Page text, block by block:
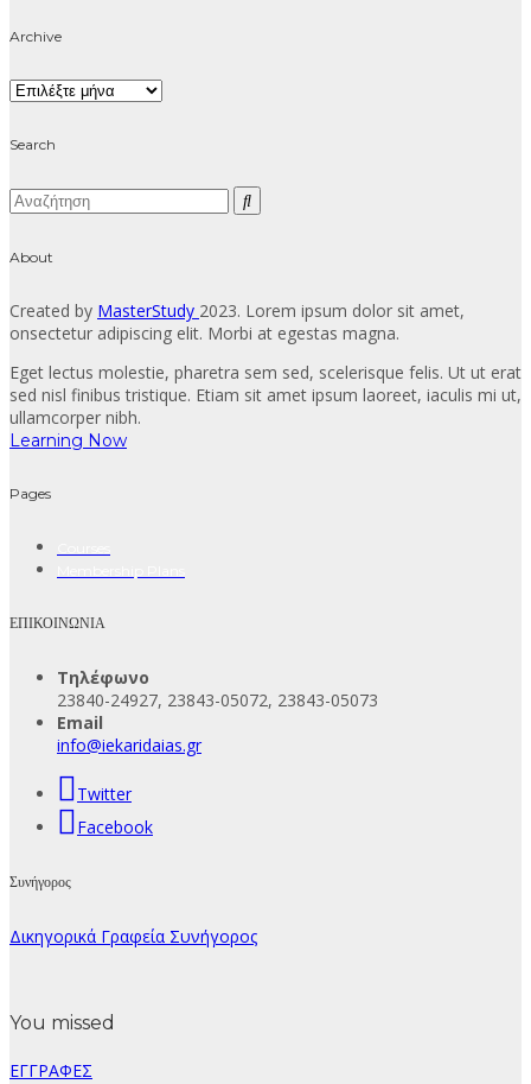
Archive
Archive
Search
About
Created by MasterStudy 2023. Lorem ipsum dolor sit amet,
onsectetur adipiscing elit. Morbi at egestas magna.
Eget lectus molestie, pharetra sem sed, scelerisque felis. Ut ut erat
sed nisl finibus tristique. Etiam sit amet ipsum laoreet, iaculis mi ut,
ullamcorper nibh.
Learning Now
Pages
ΕΠΙΚΟΙΝΩΝΙΑ
Τηλέφωνο
23840-24927, 23843-05072, 23843-05073
Email
info@iekaridaias.gr
Twitter
Facebook
Συνήγορος
Δικηγορικά Γραφεία Συνήγορος
You missed
ΕΓΓΡΑΦΕΣ